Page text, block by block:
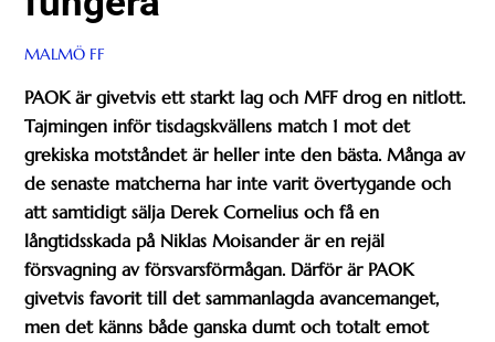
MALMÖ FF
PAOK är givetvis ett starkt lag och MFF drog en nitlott.
Tajmingen inför tisdagskvällens match 1 mot det
grekiska motståndet är heller inte den bästa. Många av
de senaste matcherna har inte varit övertygande och
att samtidigt sälja Derek Cornelius och få en
långtidsskada på Niklas Moisander är en rejäl
försvagning av försvarsförmågan. Därför är PAOK
givetvis favorit till det sammanlagda avancemanget,
men det känns både ganska dumt och totalt emot